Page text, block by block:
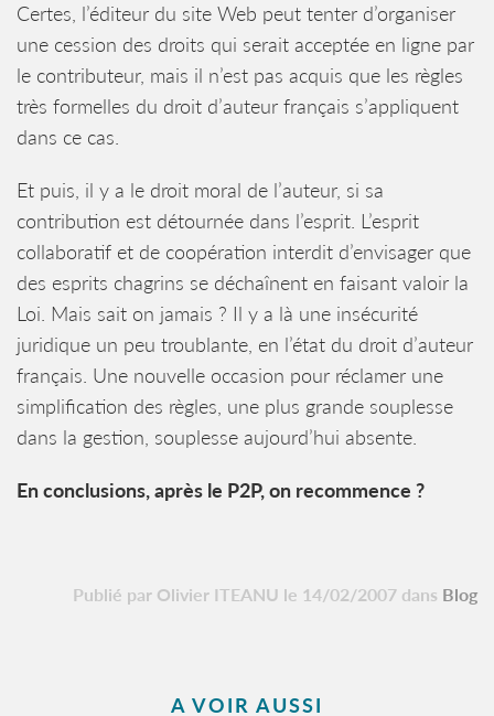
Certes, l’éditeur du site Web peut tenter d’organiser
une cession des droits qui serait acceptée en ligne par
le contributeur, mais il n’est pas acquis que les règles
très formelles du droit d’auteur français s’appliquent
dans ce cas.
Et puis, il y a le droit moral de l’auteur, si sa
contribution est détournée dans l’esprit. L’esprit
collaboratif et de coopération interdit d’envisager que
des esprits chagrins se déchaînent en faisant valoir la
Loi. Mais sait on jamais ? Il y a là une insécurité
juridique un peu troublante, en l’état du droit d’auteur
français. Une nouvelle occasion pour réclamer une
simplification des règles, une plus grande souplesse
dans la gestion, souplesse aujourd’hui absente.
En conclusions, après le P2P, on recommence ?
Publié par Olivier ITEANU le 14/02/2007 dans Blog
A VOIR AUSSI